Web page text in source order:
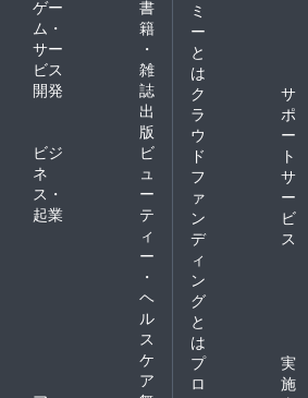
ゲー
ム・
サー
ビス
開発
書
籍
・
雑
誌
出
版
ビジ
ネ
ス・
起業
ビ
ュ
ー
テ
ィ
ー
・
ヘ
ル
ス
ケ
ア
ミ
ー
と
は
ク
ラ
ウ
ド
フ
ァ
ン
デ
ィ
ン
グ
と
は
サ
ポ
ー
ト
サ
ー
ビ
ス
プ
ロ
実
施